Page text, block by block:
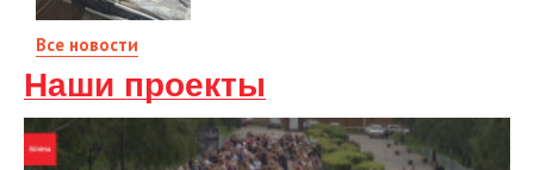
Все новости
Наши проекты